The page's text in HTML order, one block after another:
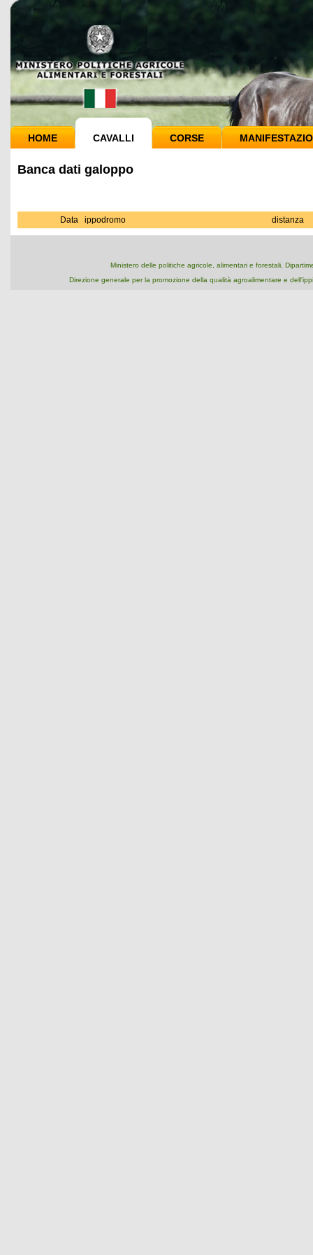
HOME CAVALLI CORSE
Banca dati galoppo
Data ippodromo distanza
Ministero delle politiche agricole, alimentari e forestali,
Direzione generale per la promozione della qualità agroalimentare e